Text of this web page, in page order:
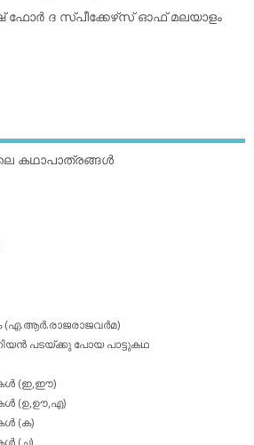
ഫോര്‍ ദ സ്പീക്കേഴ്‌സ് ഓഫ് മലയാളം
കഥാപാത്രങ്ങള്‍
(എ.ആര്‍.രാജരാജവര്‍മ)
പടയ്‌ക്കു പോയ പാട്ടുകഥ
(ഇ,ഈ)
(ഉ,ഊ,എ)
(ക)
(ച)